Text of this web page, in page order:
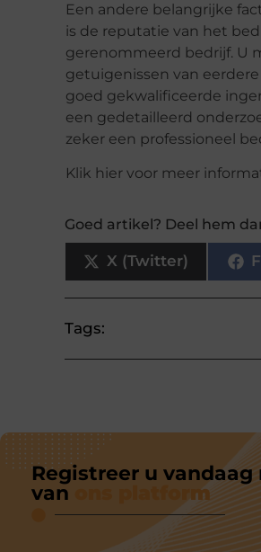
Een andere belangrijke
is de reputatie van het
gerenommeerd bedrijf. U
getuigenissen van
goed gekwalificeerde
een gedetailleerd
zeker een professioneel
Klik hier voor meer
Goed artikel? Deel hem
X (Twitter)
Tags:
Registreer u
van
ons platform